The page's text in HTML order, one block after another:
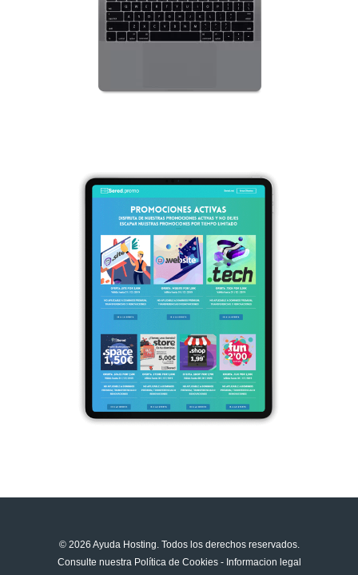
© 2026 Ayuda Hosting. Todos los derechos reservados.
Consulte nuestra Política de Cookies- Informacion legal